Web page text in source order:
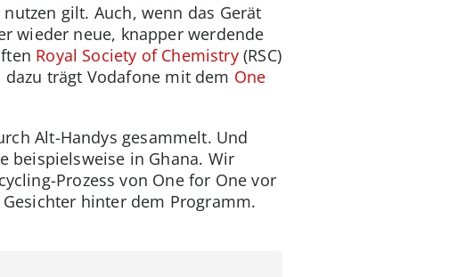
gilt. Auch, wenn das Gerät
wieder neue, knapper werdende
Royal Society of Chemistry(RSC)
trägt Vodafone mit dem One
Alt-Handys gesammelt. Und
beispielsweise in Ghana. Wir
Prozess von One for One vor
hinter dem Programm.